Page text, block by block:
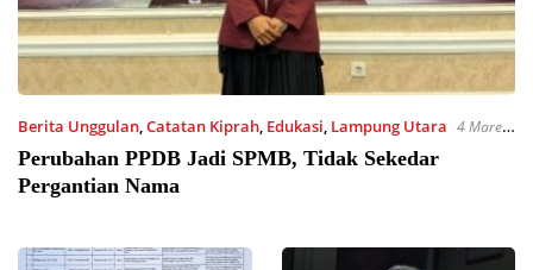
Berita Unggulan,Catatan Kiprah, Edukasi, Lampung Utara 4 Maret
2025 13:42
Perubahan PPDB Jadi SPMB, Tidak Sekedar
Pergantian Nama